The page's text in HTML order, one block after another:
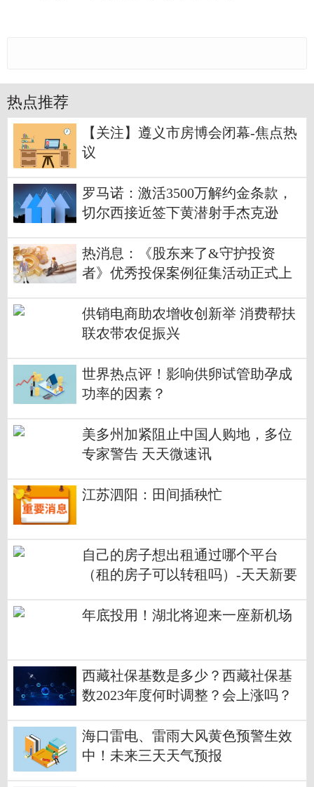
热点推荐
【关注】遵义市房博会闭幕-焦点热
议
罗马诺：激活3500万解约金条款，
切尔西接近签下黄潜射手杰克逊
热消息：《股东来了&守护投资
者》优秀投保案例征集活动正式上
供销电商助农增收创新举 消费帮扶
联农带农促振兴
世界热点评！影响供卵试管助孕成
功率的因素？
美多州加紧阻止中国人购地，多位
专家警告 天天微速讯
江苏泗阳：田间插秧忙
自己的房子想出租通过哪个平台
（租的房子可以转租吗）-天天新要
年底投用！湖北将迎来一座新机场
西藏社保基数是多少？西藏社保基
数2023年度何时调整？会上涨吗？
海口雷电、雷雨大风黄色预警生效
中！未来三天天气预报